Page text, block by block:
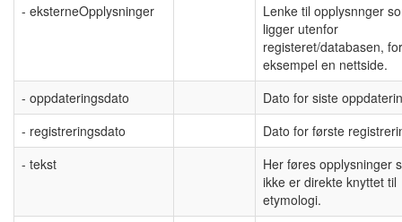
- eksterneOpplysninger
Lenke til opplysnnger
ligger utenfor
registeret/databasen, for
eksempel en nettside.
- oppdateringsdato
Dato for siste
- registreringsdato
Dato for første
- tekst
Her føres opplysninger
ikke er direkte knyttet til
etymologi.